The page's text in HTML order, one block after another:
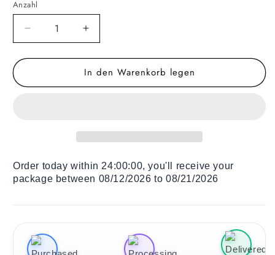
Anzahl
Verringere
die
Menge
Holz
Erhöhe
die
Menge
für
Holz
In den Warenkorb legen
Order today within 24:00:00, you'll receive your
package between 08/12/2026 to 08/21/2026